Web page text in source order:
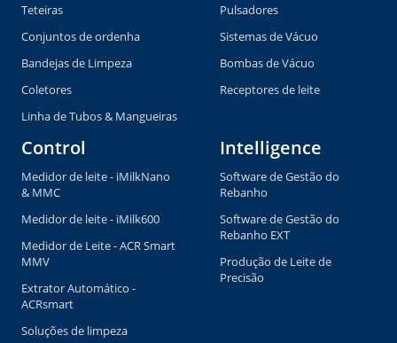
Teteiras
Conjuntos de ordenha
Bandejas de Limpeza
Coletores
Linha de Tubos & Mangueiras
Pulsadores
Sistemas de Vácuo
Bombas de Vácuo
Receptores de leite
Control
Medidor de leite - iMilkNano
& MMC
Medidor de leite - iMilk600
Medidor de Leite - ACR Smart
MMV
Extrator Automático -
ACRsmart
Soluções de limpeza
Intelligence
Software de Gestão do
Rebanho
Software de Gestão do
Rebanho EXT
Produção de Leite de
Precisão